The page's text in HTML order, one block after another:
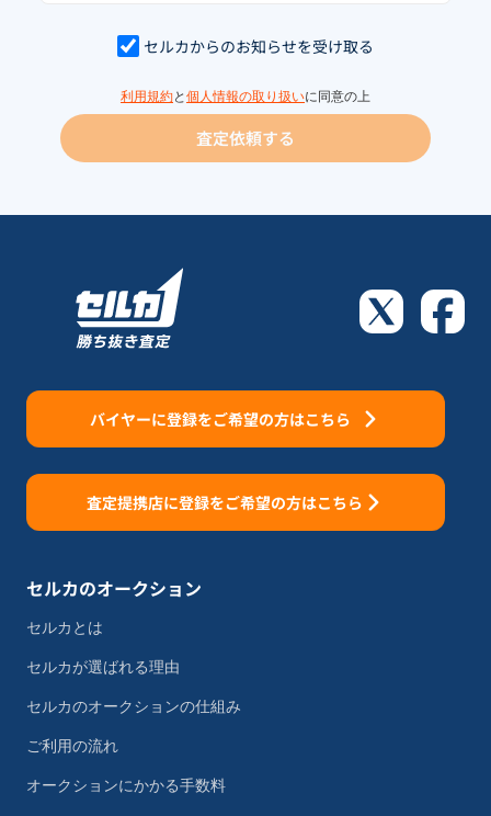
セルカからのお知らせを受け取る
利用規約と 個人情報の取り扱いに同意の上
査定依頼する
バイヤーに登録をご希望の方はこちら
査定提携店に登録をご希望の方はこちら
セルカのオークション
セルカとは
セルカが選ばれる理由
セルカのオークションの仕組み
ご利用の流れ
オークションにかかる手数料